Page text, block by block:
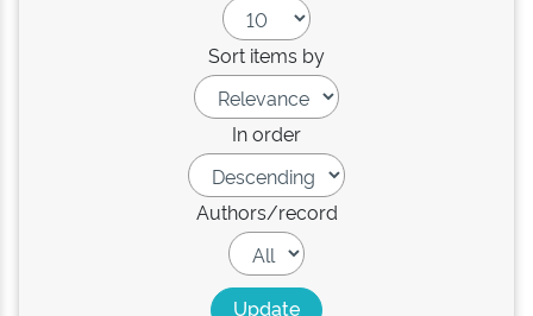
Sort items by
In order
Authors/record